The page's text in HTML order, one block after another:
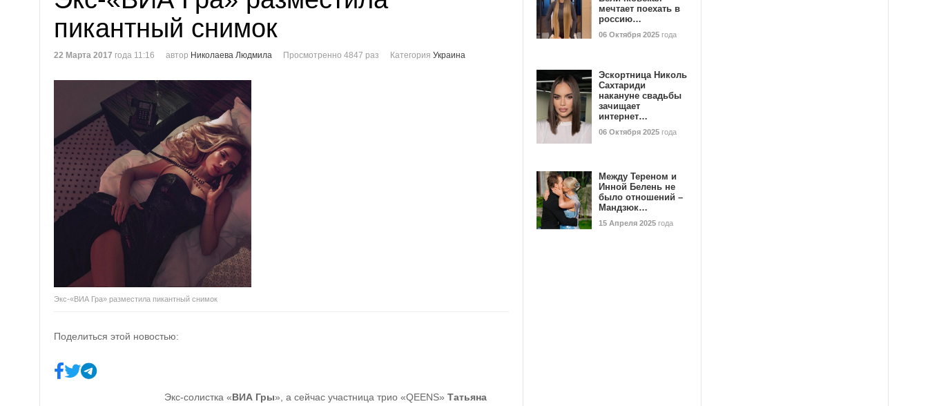
пикантный снимок
22 Марта 2017 года 11:16 автор Николаева Людмила Просмотренно 4847 раз Категория Украина
Экс-«ВИА Гра» разместила пикантный снимок
Поделиться этой новостью:
Экс-солистка «ВИА Гры», а сейчас участница трио «QEENS» Татьяна
мечтает поехать в
россию…
06 Октября 2025 года
Эскортница Николь
Сахтариди
накануне свадьбы
зачищает
интернет…
06 Октября 2025 года
Между Тереном и
Инной Белень не
было отношений –
Мандзюк…
15 Апреля 2025 года